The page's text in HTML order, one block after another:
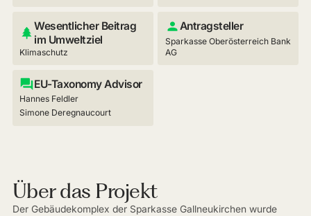
Wesentlicher Beitrag
im Umweltziel
Klimaschutz
Antragsteller
Sparkasse Oberösterreich Bank
AG
EU-Taxonomy Advisor
Hannes Feldler
Simone Deregnaucourt
Über das Projekt
Der Gebäudekomplex der Sparkasse Gallneukirchen wurde